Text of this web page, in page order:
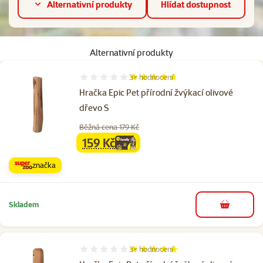
Alternativní produkty Hlídat dostupnost
Alternativní produkty
Hračka Epic Pet přírodní žvýkací olivové
dřevo S
Hodnocení 93%, počet hodnocení: 3
3× hodnocení
Běžná cena 179 Kč
familycena
159 Kč
značka
Skladem do košíku
Hodnocení 100%, počet hodnocení: 3
3× hodnocení